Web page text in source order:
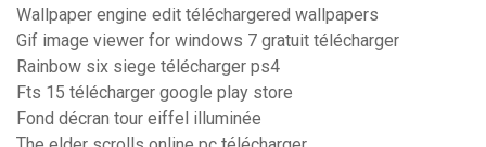
Wallpaper engine edit téléchargered wallpapers
Gif image viewer for windows 7 gratuit télécharger
Rainbow six siege télécharger ps4
Fts 15 télécharger google play store
Fond décran tour eiffel illuminée